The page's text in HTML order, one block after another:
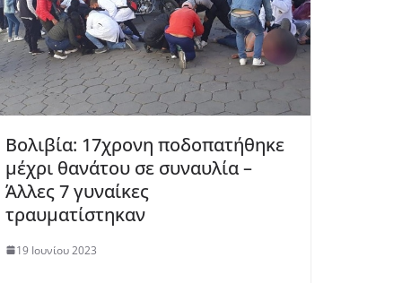
Βολιβία: 17χρονη ποδοπατήθηκε
μέχρι θανάτου σε συναυλία –
Άλλες 7 γυναίκες
τραυματίστηκαν
19 Ιουνίου 2023